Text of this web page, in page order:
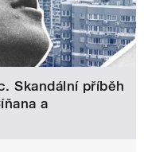
Skandální příběh
a